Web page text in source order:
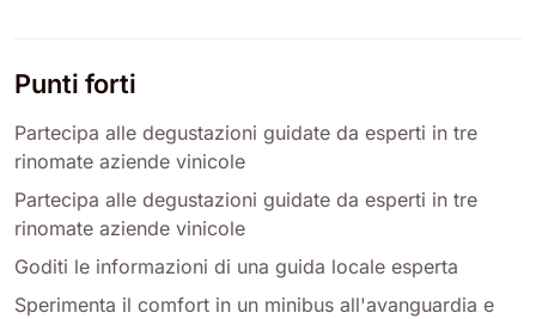
Punti forti
Partecipa alle degustazioni guidate da esperti in tre
rinomate aziende vinicole
Partecipa alle degustazioni guidate da esperti in tre
rinomate aziende vinicole
Goditi le informazioni di una guida locale esperta
Sperimenta il comfort in un minibus all'avanguardia e